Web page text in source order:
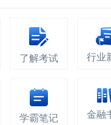
了解考试 行业
学霸笔记 金融